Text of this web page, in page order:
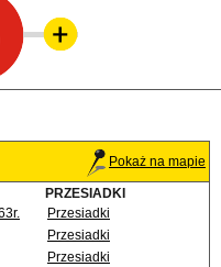
Pokaż na mapie
PRZESIADKI
Przesiadki
Przesiadki
Przesiadki